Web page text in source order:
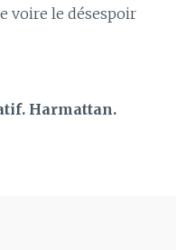
voire le désespoir
Harmattan.